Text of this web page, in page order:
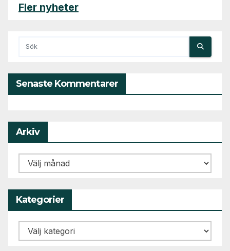
Fler nyheter
Senaste Kommentarer
Arkiv
Arkiv
Kategorier
Kategorier